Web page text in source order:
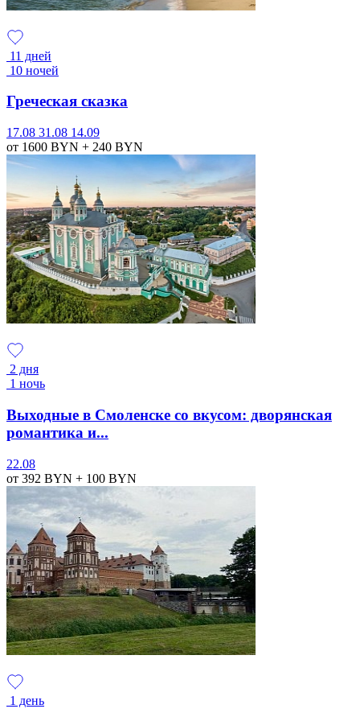
11 дней
10 ночей
Греческая сказка
17.08 31.08 14.09
от 1600 BYN + 240 BYN
2 дня
1 ночь
Выходные в Смоленске со вкусом: дворянская
романтика и...
22.08
от 392 BYN + 100 BYN
1 день